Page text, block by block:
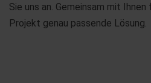
Sie uns an. Gemeinsam mit
Projekt genau passende Lösung.